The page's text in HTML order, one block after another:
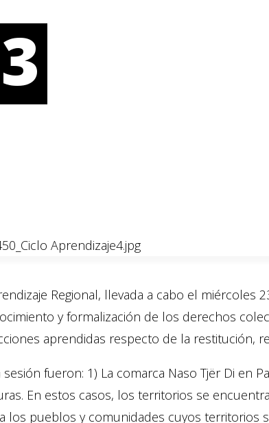
Regional, llevada a cabo el miércoles
y formalización de los derechos
aprendidas respecto de la restitución,
fueron: 1) La comarca Naso Tjër Di en
En estos casos, los territorios se
los pueblos y comunidades cuyos territorios